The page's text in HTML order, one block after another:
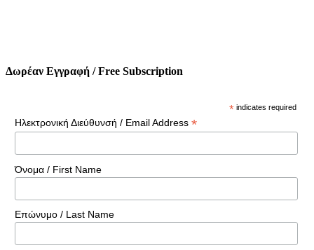
Δωρέαν Εγγραφή / Free Subscription
* indicates required
Ηλεκτρονική Διεύθυνσή / Email Address *
Όνομα / First Name
Επώνυμο / Last Name